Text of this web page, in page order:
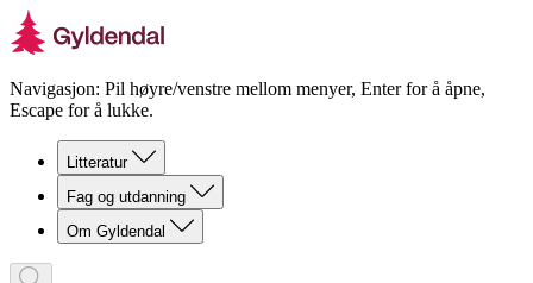
Navigasjon: Pil høyre/venstre mellom menyer, Enter for å åpne,
Escape for å lukke.
Litteratur
Fag og utdanning
Om Gyldendal